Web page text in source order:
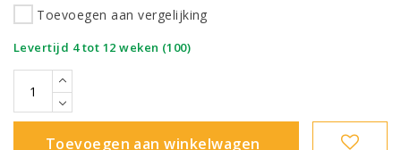
Toevoegen aan vergelijking
Levertijd 4 tot 12 weken (100)
Toevoegen aan winkelwagen